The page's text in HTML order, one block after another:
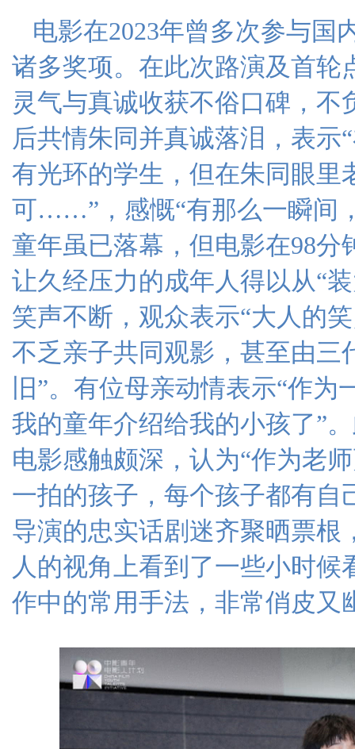
电影在2023年曾多次参与国
诸多奖项。在此次路演及首轮
灵气与真诚收获不俗口碑，
后共情朱同并真诚落泪，表示
有光环的学生，但在朱同眼里
可……”，感慨“有那么一瞬间
童年虽已落幕，但电影在98
让久经压力的成年人得以从“
笑声不断，观众表示“大人的
不乏亲子共同观影，甚至由三
旧”。有位母亲动情表示“作
我的童年介绍给我的小孩了”
电影感触颇深，认为“作为老
一拍的孩子，每个孩子都有自
导演的忠实话剧迷齐聚晒票根
人的视角上看到了一些小时候
作中的常用手法，非常俏皮又